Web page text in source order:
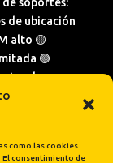
como las cookies
El consentimiento de